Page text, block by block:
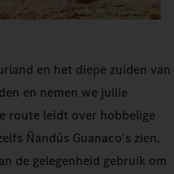
en het diepe zuiden van
en nemen we jullie
route leidt over hobbelige
Ñandús Guanaco's zien.
de gelegenheid gebruik om